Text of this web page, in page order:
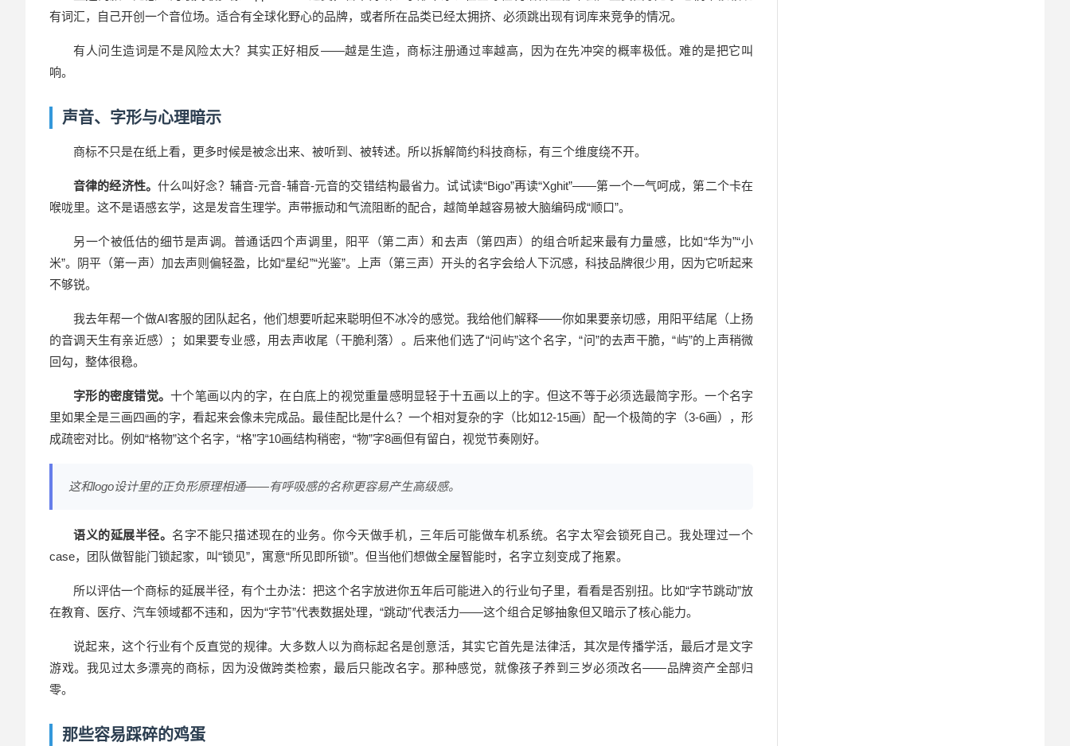
有词汇，自己开创一个音位场。适合有全球化野心的品牌，或者所在品类已经太拥挤、必须跳出现有词库来竞争的情况。
有人问生造词是不是风险太大？其实正好相反——越是生造，商标注册通过率越高，因为在先冲突的概率极低。难的是把它叫
响。
声音、字形与心理暗示
商标不只是在纸上看，更多时候是被念出来、被听到、被转述。所以拆解简约科技商标，有三个维度绕不开。
音律的经济性。 什么叫好念？辅音-元音-辅音-元音的交错结构最省力。试试读“Bigo”再读“Xghit”——第一个一气呵成，第二个卡在
喉咙里。这不是语感玄学，这是发音生理学。声带振动和气流阻断的配合，越简单越容易被大脑编码成“顺口”。
另一个被低估的细节是声调。普通话四个声调里，阳平（第二声）和去声（第四声）的组合听起来最有力量感，比如“华为”“小
米”。阴平（第一声）加去声则偏轻盈，比如“星纪”“光鉴”。上声（第三声）开头的名字会给人下沉感，科技品牌很少用，因为它听起来
不够锐。
我去年帮一个做AI客服的团队起名，他们想要听起来聪明但不冰冷的感觉。我给他们解释——你如果要亲切感，用阳平结尾（上扬
的音调天生有亲近感）；如果要专业感，用去声收尾（干脆利落）。后来他们选了“问屿”这个名字，“问”的去声干脆，“屿”的上声稍微
回勾，整体很稳。
字形的密度错觉。十个笔画以内的字，在白底上的视觉重量感明显轻于十五画以上的字。但这不等于必须选最简字形。一个名字
里如果全是三画四画的字，看起来会像未完成品。最佳配比是什么？一个相对复杂的字（比如12-15画）配一个极简的字（3-6画），形
成疏密对比。例如“格物”这个名字，“格”字10画结构稍密，“物”字8画但有留白，视觉节奏刚好。
这和logo设计里的正负形原理相通——有呼吸感的名称更容易产生高级感。
语义的延展半径。 名字不能只描述现在的业务。你今天做手机，三年后可能做车机系统。名字太窄会锁死自己。我处理过一个
case，团队做智能门锁起家，叫“锁见”，寓意“所见即所锁”。但当他们想做全屋智能时，名字立刻变成了拖累。
所以评估一个商标的延展半径，有个土办法：把这个名字放进你五年后可能进入的行业句子里，看看是否别扭。比如“字节跳动”放
在教育、医疗、汽车领域都不违和，因为“字节”代表数据处理，“跳动”代表活力——这个组合足够抽象但又暗示了核心能力。
说起来，这个行业有个反直觉的规律。大多数人以为商标起名是创意活，其实它首先是法律活，其次是传播学活，最后才是文字
游戏。我见过太多漂亮的商标，因为没做跨类检索，最后只能改名字。那种感觉，就像孩子养到三岁必须改名——品牌资产全部归
零。
那些容易踩碎的鸡蛋